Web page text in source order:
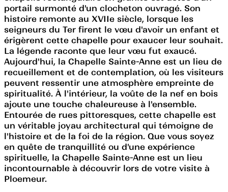
portail surmonté d'un clocheton ouvragé. Son
histoire remonte au XVIIe siècle, lorsque les
seigneurs du Ter firent le vœu d'avoir un enfant et
érigèrent cette chapelle pour exaucer leur souhait.
La légende raconte que leur vœu fut exaucé.
Aujourd'hui, la Chapelle Sainte-Anne est un lieu de
recueillement et de contemplation, où les visiteurs
peuvent ressentir une atmosphère empreinte de
spiritualité. À l'intérieur, la voûte de la nef en bois
ajoute une touche chaleureuse à l'ensemble.
Entourée de rues pittoresques, cette chapelle est
un véritable joyau architectural qui témoigne de
l'histoire et de la foi de la région. Que vous soyez
en quête de tranquillité ou d'une expérience
spirituelle, la Chapelle Sainte-Anne est un lieu
incontournable à découvrir lors de votre visite à
Ploemeur.